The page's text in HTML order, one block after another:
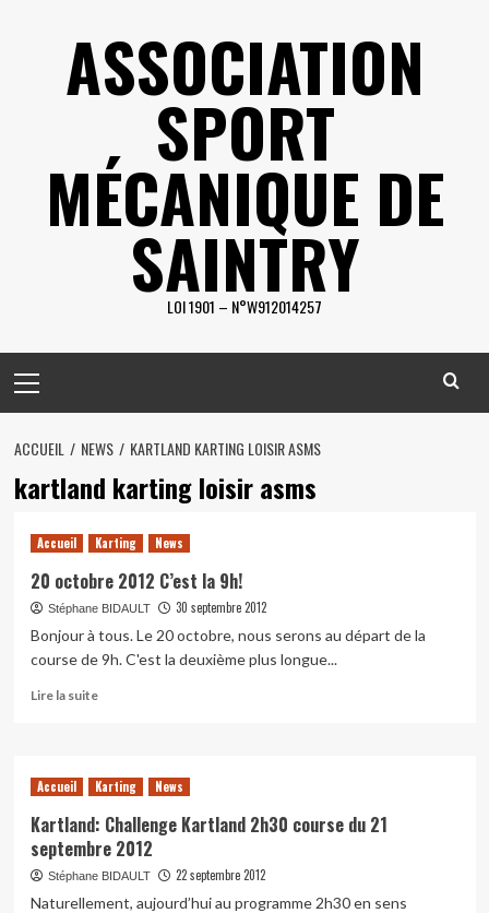
ASSOCIATION
SPORT
MÉCANIQUE DE
SAINTRY
LOI 1901 – N°W912014257
Menu
ACCUEIL NEWS KARTLAND KARTING LOISIR ASMS
kartland karting loisir asms
Accueil Karting News
20 octobre 2012 C’est la 9h!
Stéphane BIDAULT 30 septembre 2012
Bonjour à tous. Le 20 octobre, nous serons au départ de la
course de 9h. C'est la deuxième plus longue...
Lire la suiteEn
20
octobre
2012
C’est
la
9h!
Accueil Karting News
Kartland: Challenge Kartland 2h30 course du 21
septembre 2012
Stéphane BIDAULT 22 septembre 2012
Naturellement, aujourd’hui au programme 2h30 en sens